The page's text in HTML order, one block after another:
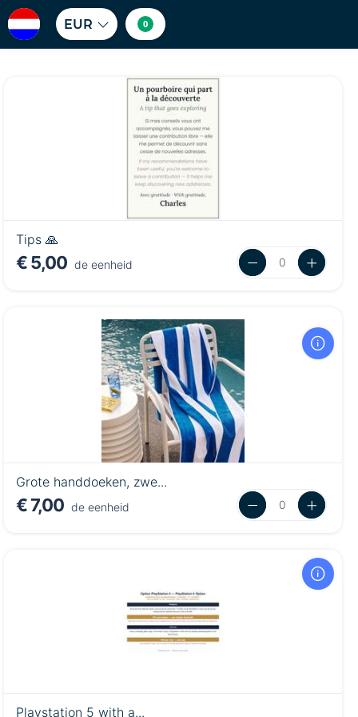
EUR 0
Tips 🙏
€ 5,00 de eenheid
Grote handdoeken, zwe...
€ 7,00 de eenheid
Playstation 5 with a...